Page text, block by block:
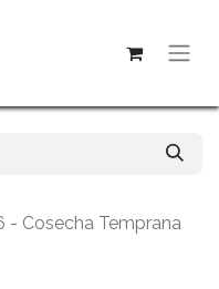
- Cosecha Temprana